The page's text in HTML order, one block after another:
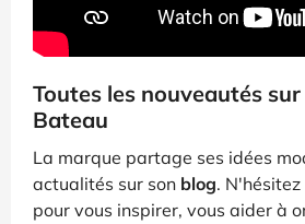
Toutes les nouveautés
Bateau
La marque partage ses idées
actualités sur son blog.
pour vous inspirer, vous aider à